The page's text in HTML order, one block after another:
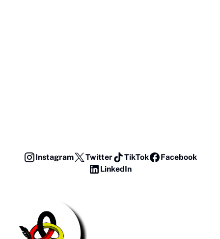
Instagram Twitter TikTok
Facebook
LinkedIn